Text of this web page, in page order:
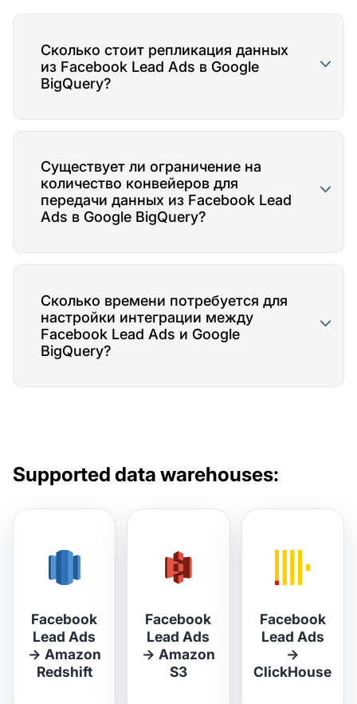
Сколько стоит репликация данных
из Facebook Lead Ads в Google
BigQuery?
Существует ли ограничение на
количество конвейеров для
передачи данных из Facebook Lead
Ads в Google BigQuery?
Сколько времени потребуется для
настройки интеграции между
Facebook Lead Ads и Google
BigQuery?
Supported data warehouses:
Facebook
Lead Ads
→ Amazon
Redshift
Facebook
Lead Ads
→ Amazon
S3
Facebook
Lead Ads
→
ClickHouse